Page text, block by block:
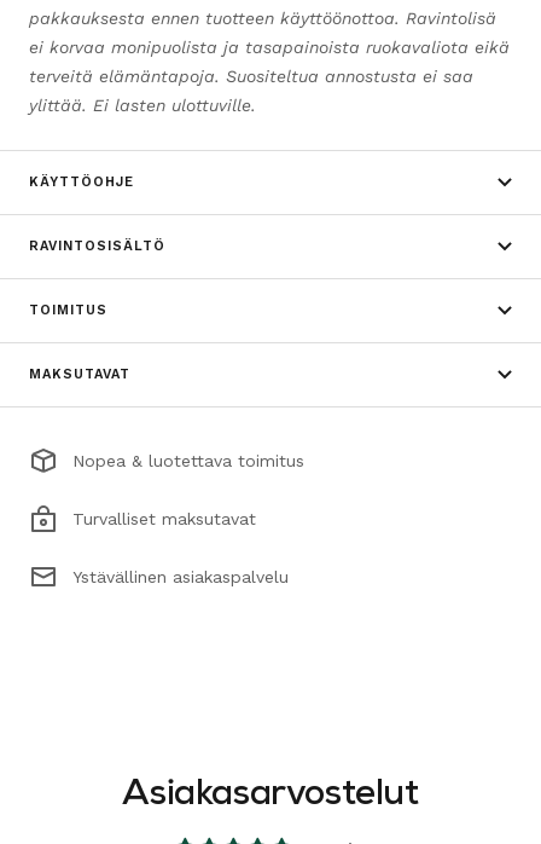
pakkauksesta ennen tuotteen käyttöönottoa. Ravintolisä
ei korvaa monipuolista ja tasapainoista ruokavaliota eikä
terveitä elämäntapoja. Suositeltua annostusta ei saa
ylittää. Ei lasten ulottuville.
KÄYTTÖOHJE
RAVINTOSISÄLTÖ
TOIMITUS
MAKSUTAVAT
Nopea & luotettava toimitus
Turvalliset maksutavat
Ystävällinen asiakaspalvelu
Asiakasarvostelut